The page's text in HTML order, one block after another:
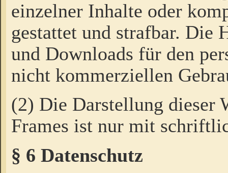
einzelner Inhalte oder
gestattet und strafbar. Die
und Downloads für den
nicht kommerziellen
(2) Die Darstellung dieser
Frames ist nur mit
§ 6 Datenschutz